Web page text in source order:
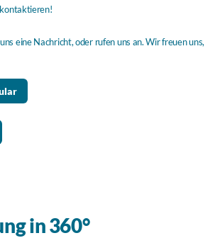
eine Nachricht, oder rufen uns an. Wir freuen uns,
in 360°